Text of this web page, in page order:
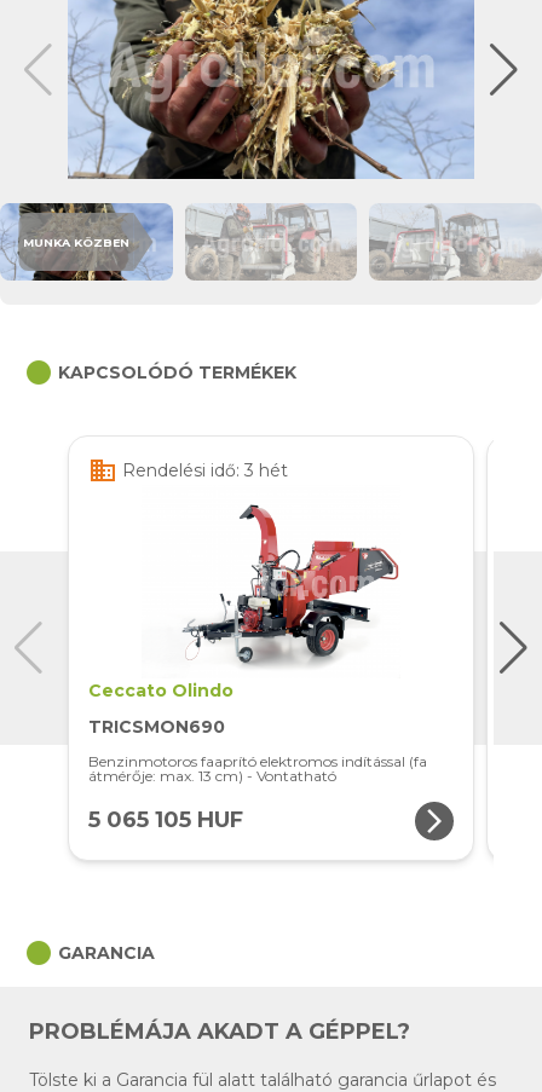
MUNKA KÖZBEN
circle KAPCSOLÓDÓ TERMÉKEK
business Rendelési idő: 3 hét
Ceccato Olindo
TRICSMON690
Benzinmotoros faaprító elektromos indítással (fa
átmérője: max. 13 cm) - Vontatható
5 065 105 HUF arrow_forward_ios
circle GARANCIA
PROBLÉMÁJA AKADT A GÉPPEL?
Tölste ki a Garancia fül alatt található garancia űrlapot és